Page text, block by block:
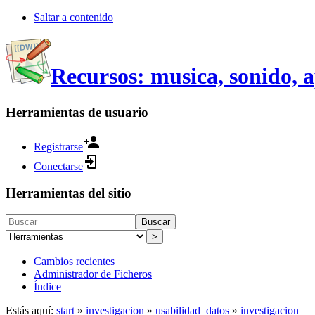
Saltar a contenido
Recursos: musica, sonido,
Herramientas de usuario
Registrarse
Conectarse
Herramientas del sitio
Buscar
>
Cambios recientes
Administrador de Ficheros
Índice
Estás aquí: start » investigacion » usabilidad_datos » investigacion